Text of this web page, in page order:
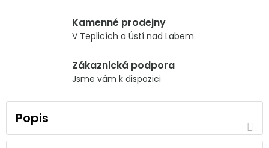
Kamenné prodejny
V Teplicích a Ústí nad Labem
Zákaznická podpora
Jsme vám k dispozici
Popis